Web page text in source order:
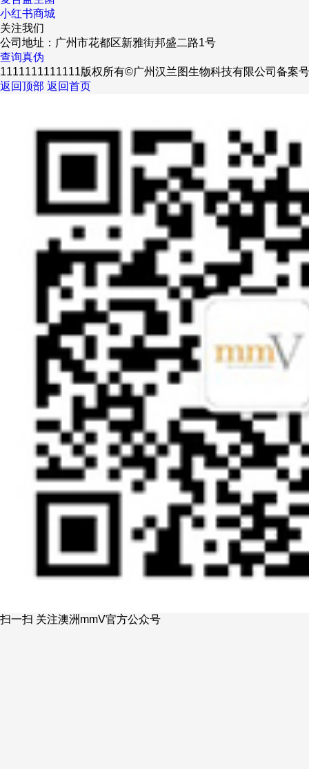
小红书商城
关注我们
公司地址：广州市花都区新雅街邦盛二路1号
查询真伪
1111111111111版权所有©广州汉兰图生物科技有限公司 备案
返回顶部 返回首页
扫一扫 关注澳洲mmV官方公众号